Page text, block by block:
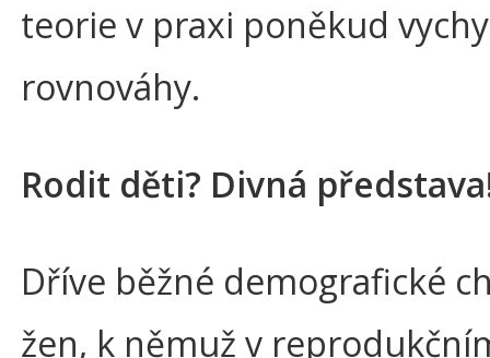
teorie v praxi poněkud
rovnováhy.
Rodit děti? Divná
Dříve běžné demografické
žen, k němuž v